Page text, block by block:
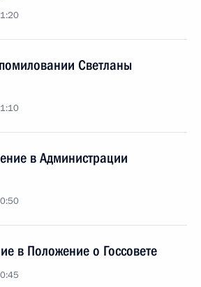
Светланы
в Администрации
в Положение о Госсовете